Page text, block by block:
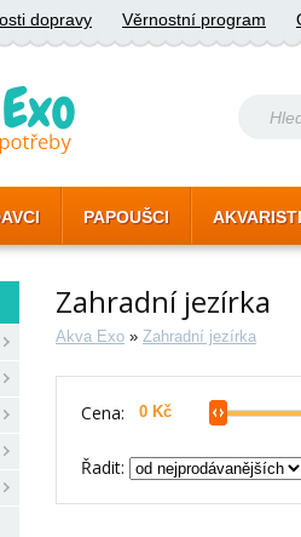
dopravy Věrnostní program
PAPOUŠCI
Zahradní jezírka
Akva Exo » Zahradní jezírka
Cena:
Řadit: